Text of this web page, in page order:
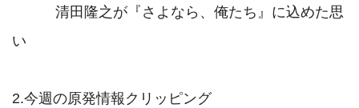
清田隆之が『さよなら、俺たち』に込めた思
い
2.今週の原発情報クリッピング